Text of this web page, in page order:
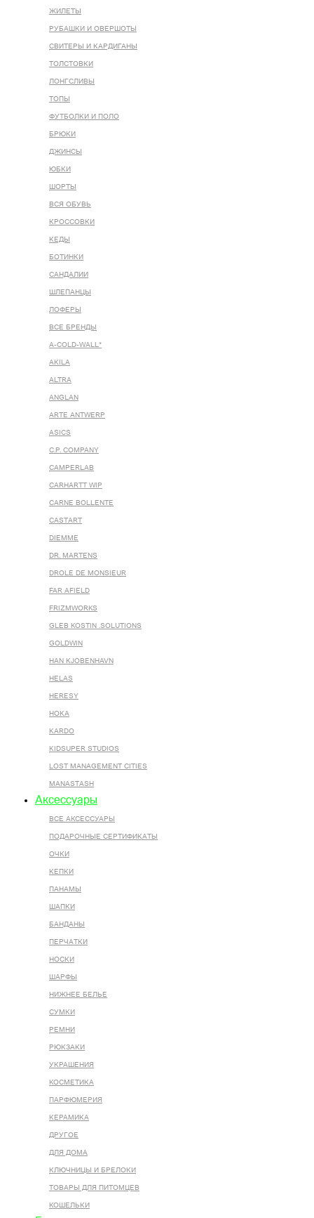
ЖИЛЕТЫ
РУБАШКИ И ОВЕРШОТЫ
СВИТЕРЫ И КАРДИГАНЫ
ТОЛСТОВКИ
ЛОНГСЛИВЫ
ТОПЫ
ФУТБОЛКИ И ПОЛО
БРЮКИ
ДЖИНСЫ
ЮБКИ
ШОРТЫ
ВСЯ ОБУВЬ
КРОССОВКИ
КЕДЫ
БОТИНКИ
САНДАЛИИ
ШЛЕПАНЦЫ
ЛОФЕРЫ
ВСЕ БРЕНДЫ
A-COLD-WALL*
AKILA
ALTRA
ANGLAN
ARTE ANTWERP
ASICS
C.P. COMPANY
CAMPERLAB
CARHARTT WIP
CARNE BOLLENTE
CASTART
DIEMME
DR. MARTENS
DROLE DE MONSIEUR
FAR AFIELD
FRIZMWORKS
GLEB KOSTIN .SOLUTIONS
GOLDWIN
HAN KJOBENHAVN
HELAS
HERESY
HOKA
KARDO
KIDSUPER STUDIOS
LOST MANAGEMENT CITIES
MANASTASH
Аксессуары
ВСЕ AКСЕССУАРЫ
ПОДАРОЧНЫЕ СЕРТИФИКАТЫ
ОЧКИ
КЕПКИ
ПАНАМЫ
ШАПКИ
БАНДАНЫ
ПЕРЧАТКИ
НОСКИ
ШАРФЫ
НИЖНЕЕ БЕЛЬЕ
СУМКИ
РЕМНИ
РЮКЗАКИ
УКРАШЕНИЯ
КОСМЕТИКА
ПАРФЮМЕРИЯ
КЕРАМИКА
ДРУГОЕ
ДЛЯ ДОМА
КЛЮЧНИЦЫ И БРЕЛОКИ
ТОВАРЫ ДЛЯ ПИТОМЦЕВ
КОШЕЛЬКИ